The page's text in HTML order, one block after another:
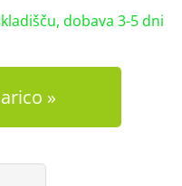
dobava 3-5 dni